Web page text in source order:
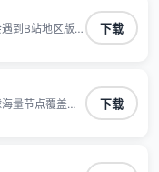
到B站地区版权
们的哔哩哔哩
一键网络回国,
下载
量节点覆盖，
和留学生打
速稳定低延迟
下载